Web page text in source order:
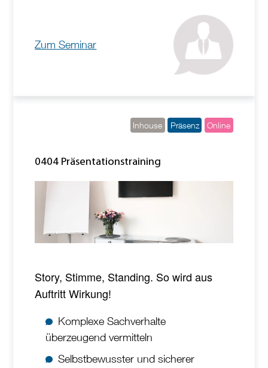
Zum Seminar
Inhouse Präsenz Online
0404 Präsentationstraining
Story, Stimme, Standing. So wird aus
Auftritt Wirkung!
Komplexe Sachverhalte
überzeugend vermitteln
Selbstbewusster und sicherer